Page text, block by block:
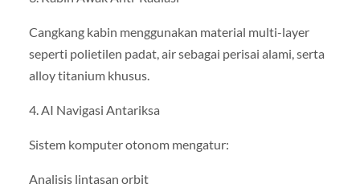
Cangkang kabin menggunakan material multi-layer
seperti polietilen padat, air sebagai perisai alami, serta
alloy titanium khusus.
4. AI Navigasi Antariksa
Sistem komputer otonom mengatur:
Analisis lintasan orbit